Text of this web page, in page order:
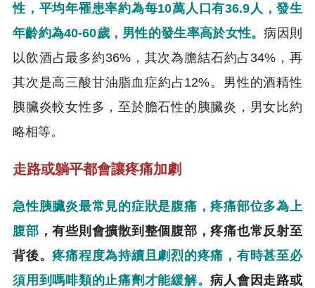
性，平均年罹患率約為每10萬人口有36.9人，發生
年齡約為40-60歲，男性的發生率高於女性。病因則
以飲酒占最多約36%，其次為膽結石約占34%，再
其次是高三酸甘油脂血症約占12%。男性的酒精性
胰臟炎較女性多，至於膽石性的胰臟炎，男女比約
略相等。
走路或躺平都會讓疼痛加劇
急性胰臟炎最常見的症狀是腹痛，疼痛部位多為上
腹部 ，有些則會擴散到整個腹部，疼痛也常反射至
背後。疼痛程度為持續且劇烈的疼痛，有時甚至必
須用到嗎啡類的止痛劑才能緩解。病人會因走路或